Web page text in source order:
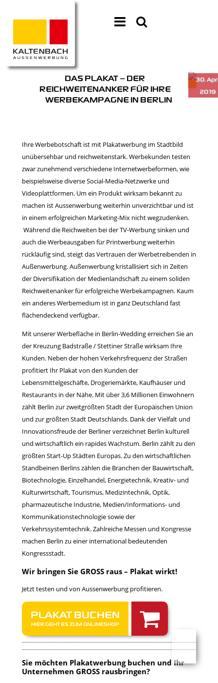
DAS PLAKAT – DER
REICHWEITENANKER FÜR IHRE
WERBEKAMPAGNE IN BERLIN
Ihre Werbebotschaft ist mit Plakatwerbung im Stadtbild
unübersehbar und reichweitenstark. Werbekunden testen
zwar zunehmend verschiedene Internetwerbeformen, wie
beispielsweise diverse Social-Media-Netzwerke und
Videoplattformen. Um ein Produkt wirksam bekannt zu
machen ist Aussenwerbung weiterhin unverzichtbar und ist
in einem erfolgreichen Marketing-Mix nicht wegzudenken.
Während die Reichweiten bei der TV-Werbung sinken und
auch die Werbeausgaben für Printwerbung weiterhin
rückläufig sind, steigt das Vertrauen der Werbetreibenden in
Außenwerbung. Außenwerbung kristallisiert sich in Zeiten
der Diversifikation der Medienlandschaft zu einem soliden
Reichweitenanker für erfolgreiche Werbekampagnen. Kaum
ein anderes Werbemedium ist in ganz Deutschland fast
flächendeckend verfügbar.
Mit unserer Werbefläche in Berlin-Wedding erreichen Sie an
der Kreuzung Badstraße / Stettiner Straße wirksam Ihre
Kunden. Neben der hohen Verkehrsfrequenz der Straßen
profitiert Ihr Plakat von den Kunden der
Lebensmittelgeschäfte, Drogeriemärkte, Kaufhäuser und
Restaurants in der Nähe. Mit über 3,6 Millionen Einwohnern
zählt Berlin zur zweitgrößten Stadt der Europäischen Union
und zur größten Stadt Deutschlands. Dank der Vielfalt und
Innovationsfreude der Berliner verzeichnet Berlin kulturell
und wirtschaftlich ein rapides Wachstum. Berlin zählt zu den
größten Start-Up Städten Europas. Zu den wirtschaftlichen
Standbeinen Berlins zählen die Branchen der Bauwirtschaft,
Biotechnologie, Einzelhandel, Energietechnik, Kreativ- und
Kulturwirtschaft, Tourismus, Medizintechnik, Optik,
pharmazeutische Industrie, Medien/Informations- und
Kommunikationstechnologie sowie der
Verkehrssystemtechnik. Zahlreiche Messen und Kongresse
machen Berlin zu einer international bedeutenden
Kongressstadt.
Wir bringen Sie GROSS raus – Plakat wirkt!
Jetzt testen und von Aussenwerbung profitieren.
PLAKAT BUCHEN
HIER GEHT ES ZUM ONLINESHOP
Sie möchten Plakatwerbung buchen und Ihr
Unternehmen GROSS rausbringen?